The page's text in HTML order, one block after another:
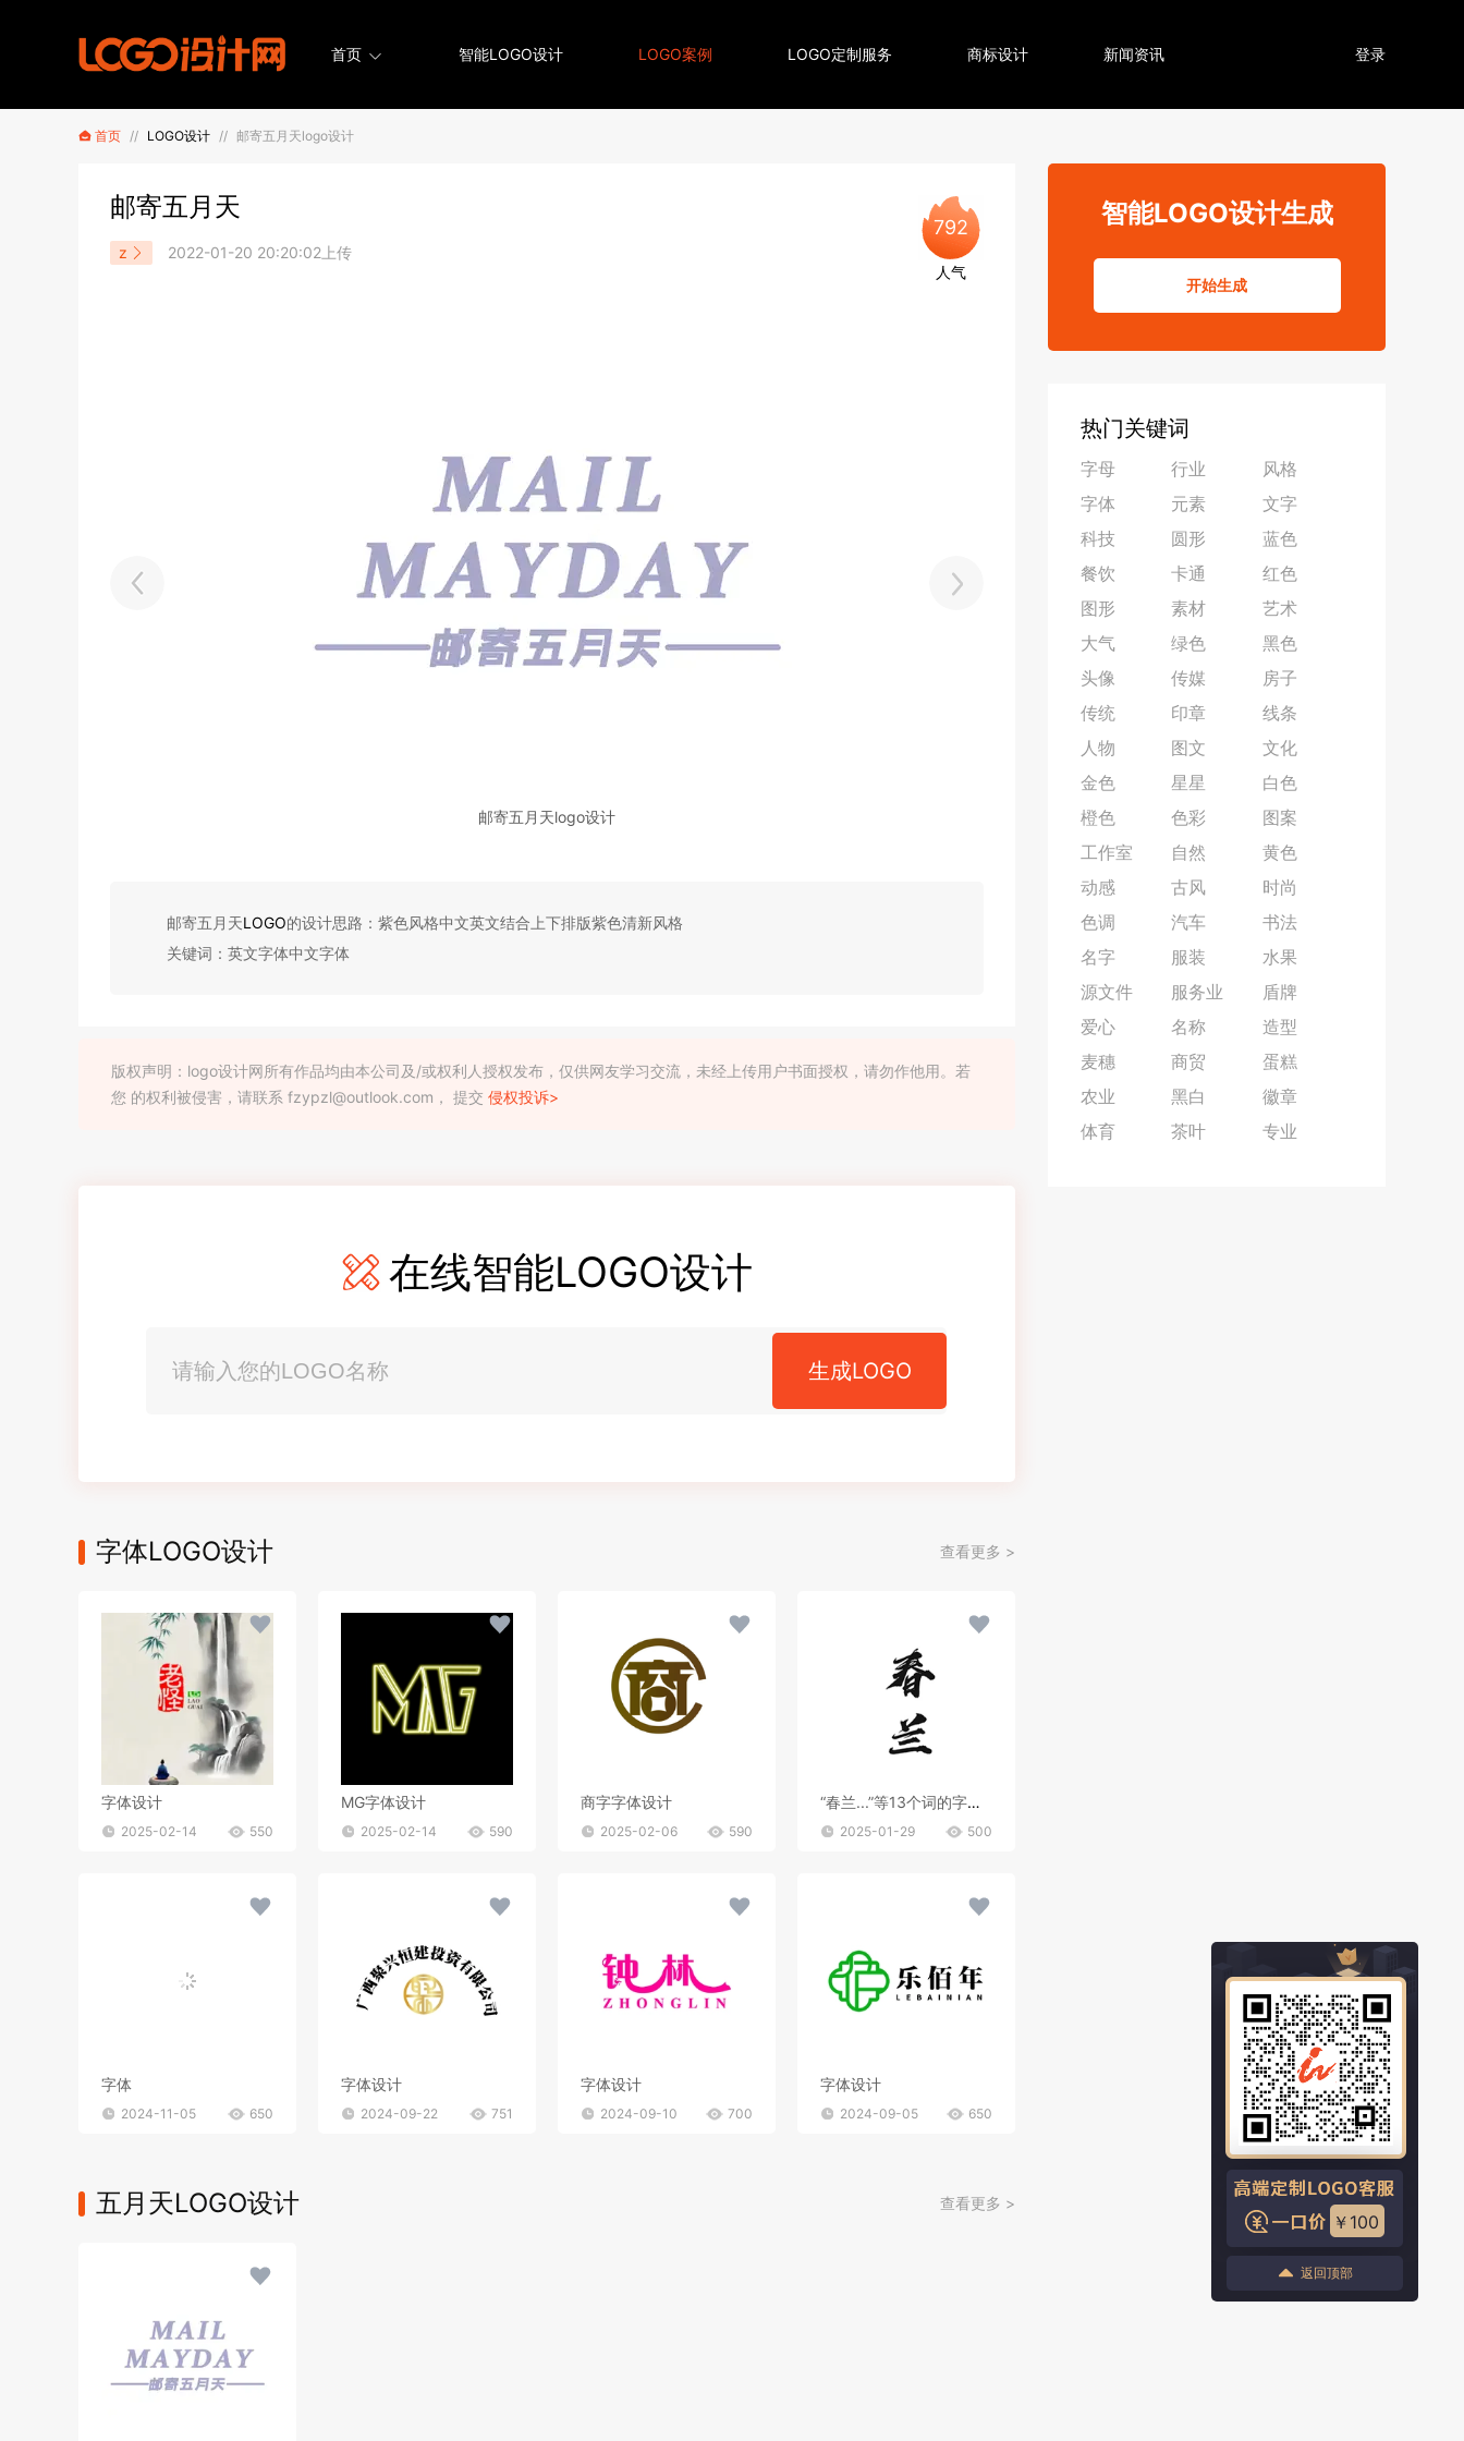
首页 智能LOGO设计 LOGO案例 LOGO定制服务 商标设计 新闻资讯 登录
首页 // LOGO设计 // 邮寄五月天logo设计
邮寄五月天
z 2022-01-20 20:20:02上传
792
人气
邮寄五月天logo设计
邮寄五月天LOGO的设计思路：紫色风格中文英文结合上下排版紫色清新风格
关键词：英文字体中文字体
版权声明：logo设计网所有作品均由本公司及/或权利人授权发布，仅供网友学习交流，未经上传用户书面授权，请勿作他用。若
您 的权利被侵害，请联系 fzypzl@outlook.com， 提交 侵权投诉>
在线智能LOGO设计
生成LOGO
字体LOGO设计 查看更多 >
字体设计
2025-02-14 550
MG字体设计
2025-02-14 590
商字字体设计
2025-02-06 590
“春兰...”等13个词的字体设计
2025-01-29 500
字体
2024-11-05 650
字体设计
2024-09-22 751
字体设计
2024-09-10 700
字体设计
2024-09-05 650
五月天LOGO设计 查看更多 >
智能LOGO设计生成
开始生成
热门关键词
字母 行业
风格
字体
元素
文字
科技
圆形
蓝色
餐饮
卡通
红色
图形
素材
艺术
大气
绿色
黑色
头像
传媒
房子
传统
印章
线条
人物
图文
文化
金色
星星
白色
橙色
色彩
图案
工作室
自然
黄色
动感
古风
时尚
色调
汽车
书法
名字
服装
水果
源文件
服务业
盾牌
爱心
名称
造型
麦穗
商贸
蛋糕
农业
黑白
徽章
体育
茶叶 专业
￥100
返回顶部